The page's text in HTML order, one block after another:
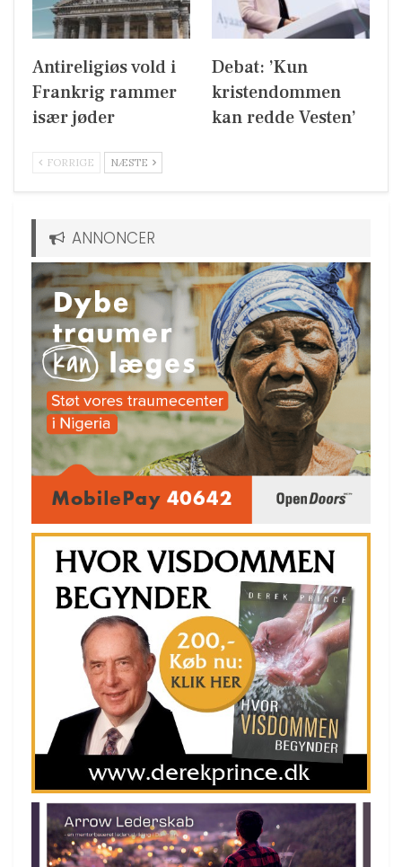
Antireligiøs vold i
Frankrig rammer
især jøder
Debat: ’Kun
kristendommen
kan redde Vesten’
FORRIGE NÆSTE
ANNONCER